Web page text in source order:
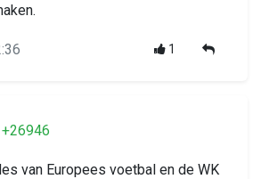
1
+26946
van Europees voetbal en de WK